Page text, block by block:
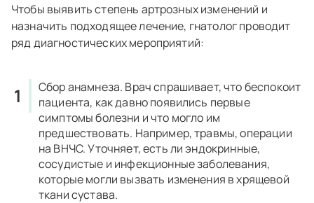
Чтобы выявить степень артрозных изменений и
назначить подходящее лечение, гнатолог проводит
ряд диагностических мероприятий:
Сбор анамнеза. Врач спрашивает, что беспокоит
пациента, как давно появились первые
симптомы болезни и что могло им
предшествовать. Например, травмы, операции
на ВНЧС. Уточняет, есть ли эндокринные,
сосудистые и инфекционные заболевания,
которые могли вызвать изменения в хрящевой
ткани сустава.